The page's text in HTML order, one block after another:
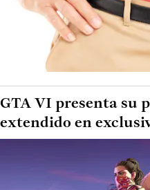
GTA VI presenta su
extendido en